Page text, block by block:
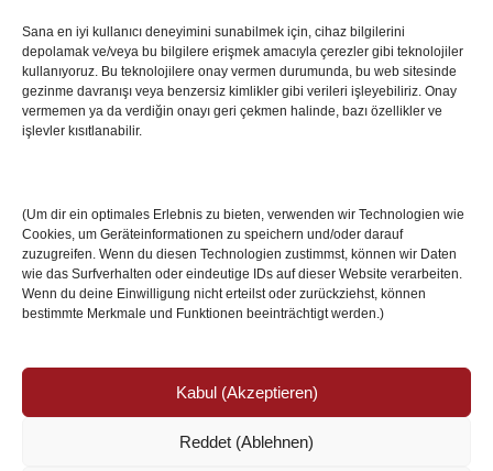
Sana en iyi kullanıcı deneyimini sunabilmek için, cihaz bilgilerini
depolamak ve/veya bu bilgilere erişmek amacıyla çerezler gibi teknolojiler
kullanıyoruz. Bu teknolojilere onay vermen durumunda, bu web sitesinde
gezinme davranışı veya benzersiz kimlikler gibi verileri işleyebiliriz. Onay
vermemen ya da verdiğin onayı geri çekmen halinde, bazı özellikler ve
işlevler kısıtlanabilir.
(Um dir ein optimales Erlebnis zu bieten, verwenden wir Technologien wie
Cookies, um Geräteinformationen zu speichern und/oder darauf
zuzugreifen. Wenn du diesen Technologien zustimmst, können wir Daten
wie das Surfverhalten oder eindeutige IDs auf dieser Website verarbeiten.
Wenn du deine Einwilligung nicht erteilst oder zurückziehst, können
bestimmte Merkmale und Funktionen beeinträchtigt werden.)
Kabul (Akzeptieren)
Reddet (Ablehnen)
İstanbul’da Avrupa Ligi Finali: Freiburg ve Aston
Villa Boğaz’da Tarih Yazmaya Hazırlanıyor
08 May 2026
17 Nis 2026